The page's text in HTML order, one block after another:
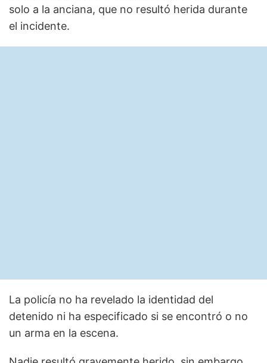
solo a la anciana, que no resultó herida durante
el incidente.
La policía no ha revelado la identidad del
detenido ni ha especificado si se encontró o no
un arma en la escena.